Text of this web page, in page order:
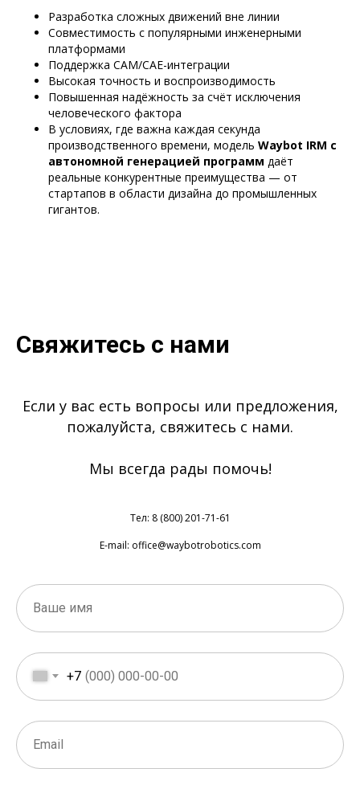
Разработка сложных движений вне линии
Совместимость с популярными инженерными
платформами
Поддержка CAM/CAE-интеграции
Высокая точность и воспроизводимость
Повышенная надёжность за счёт исключения
человеческого фактора
В условиях, где важна каждая секунда
производственного времени, модель Waybot IRM с
автономной генерацией программ даёт
реальные конкурентные преимущества — от
стартапов в области дизайна до промышленных
гигантов.
Свяжитесь с нами
Если у вас есть вопросы или предложения,
пожалуйста, свяжитесь с нами.
Мы всегда рады помочь!
Тел: 8 (800) 201-71-61
E-mail: office@waybotrobotics.com
+7